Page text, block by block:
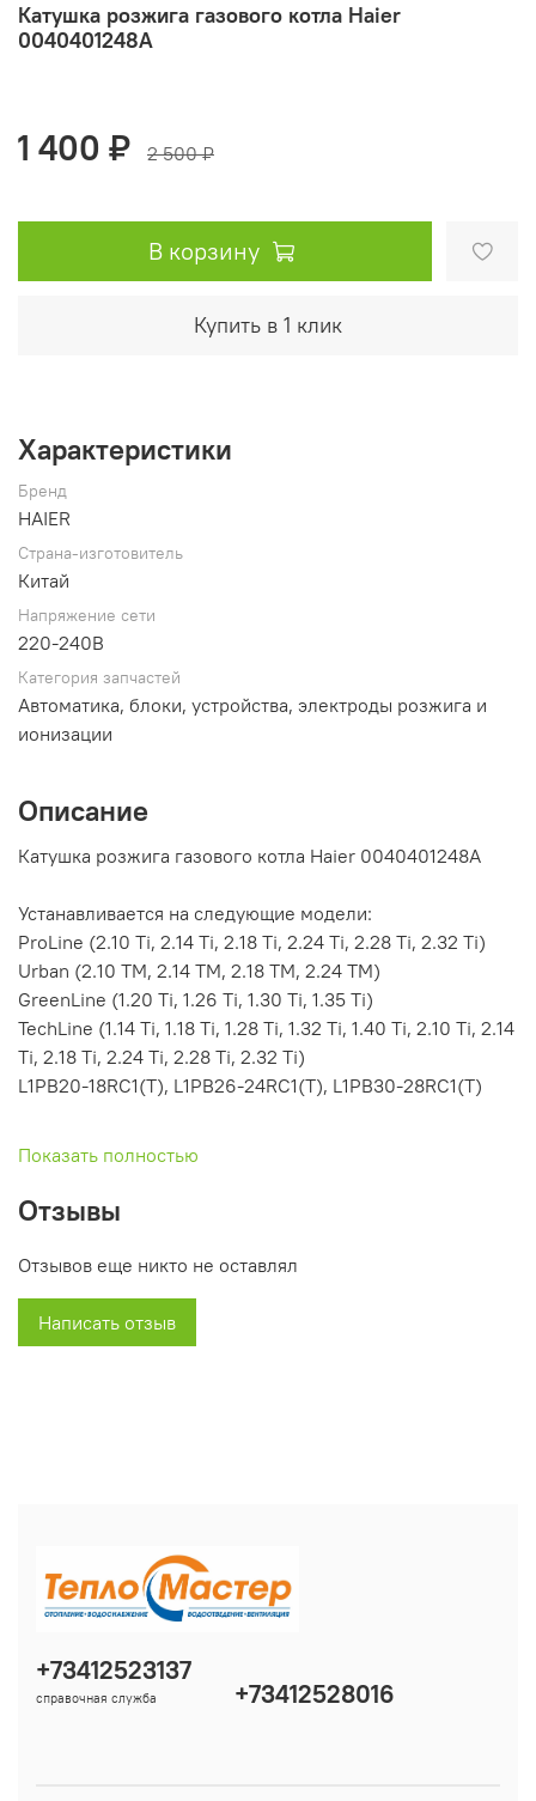
Катушка розжига газового котла Haier
0040401248A
1 400 ₽ 2 500 ₽
В корзину
Купить в 1 клик
Характеристики
Бренд
HAIER
Страна-изготовитель
Китай
Напряжение сети
220-240В
Категория запчастей
Автоматика, блоки, устройства, электроды розжига и
ионизации
Описание
Катушка розжига газового котла Haier 0040401248A
Устанавливается на следующие модели:
ProLine (2.10 Ti, 2.14 Ti, 2.18 Ti, 2.24 Ti, 2.28 Ti, 2.32 Ti)
Urban (2.10 TM, 2.14 TM, 2.18 TM, 2.24 TM)
GreenLine (1.20 Ti, 1.26 Ti, 1.30 Ti, 1.35 Ti)
TechLine (1.14 Ti, 1.18 Ti, 1.28 Ti, 1.32 Ti, 1.40 Ti, 2.10 Ti, 2.14
Ti, 2.18 Ti, 2.24 Ti, 2.28 Ti, 2.32 Ti)
L1PB20-18RC1(T), L1PB26-24RC1(T), L1PB30-28RC1(T)
Показать полностью
Отзывы
Отзывов еще никто не оставлял
Написать отзыв
+73412523137
справочная служба +73412528016